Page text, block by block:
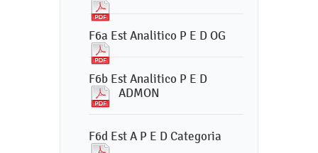
F6a Est Analitico P E D OG
F6b Est Analitico P E D
ADMON
F6d Est A P E D Categoria